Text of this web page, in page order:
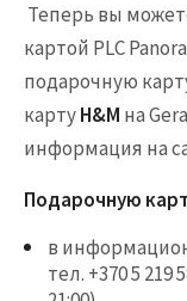
Теперь вы
картой PLC
подарочную
картуH&M на
информация на
Подарочную
в
тел. +370 5 219